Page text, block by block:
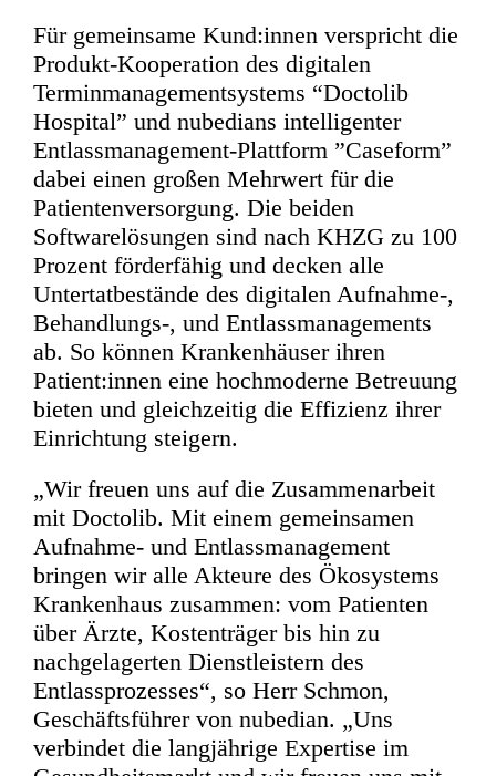
Für gemeinsame Kund:innen verspricht die
Produkt-Kooperation des digitalen
Terminmanagementsystems “Doctolib
Hospital” und nubedians intelligenter
Entlassmanagement-Plattform ”Caseform”
dabei einen großen Mehrwert für die
Patientenversorgung. Die beiden
Softwarelösungen sind nach KHZG zu 100
Prozent förderfähig und decken alle
Untertatbestände des digitalen Aufnahme-,
Behandlungs-, und Entlassmanagements
ab. So können Krankenhäuser ihren
Patient:innen eine hochmoderne Betreuung
bieten und gleichzeitig die Effizienz ihrer
Einrichtung steigern.
„Wir freuen uns auf die Zusammenarbeit
mit Doctolib. Mit einem gemeinsamen
Aufnahme- und Entlassmanagement
bringen wir alle Akteure des Ökosystems
Krankenhaus zusammen: vom Patienten
über Ärzte, Kostenträger bis hin zu
nachgelagerten Dienstleistern des
Entlassprozesses“, so Herr Schmon,
Geschäftsführer von nubedian. „Uns
verbindet die langjährige Expertise im